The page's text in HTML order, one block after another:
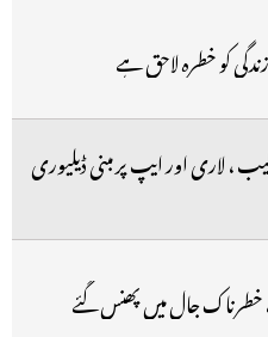
کو خطرہ لاحق ہے
، لاری اور ایپ پر مبنی ڈیلیوری
جال میں پھنس گئے